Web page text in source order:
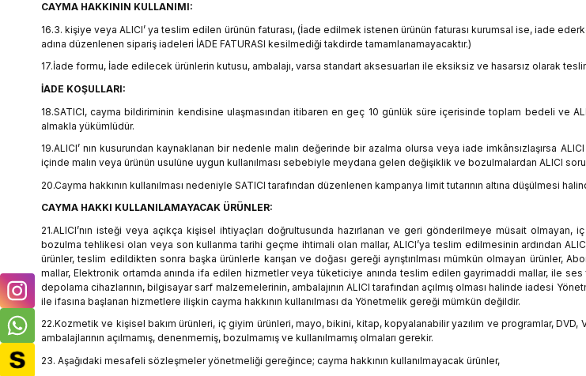
CAYMA HAKKININ KULLANIMI:
16.3. kişiye veya ALICI’ ya teslim edilen ürünün faturası, (İade edilmek istenen ürünün faturası kurumsal ise, iade
adına düzenlenen sipariş iadeleri İADE FATURASI kesilmediği takdirde tamamlanamayacaktır.)
17.İade formu, İade edilecek ürünlerin kutusu, ambalajı, varsa standart aksesuarları ile eksiksiz ve hasarsız olarak
İADE KOŞULLARI:
18.SATICI, cayma bildiriminin kendisine ulaşmasından itibaren en geç 10 günlük süre içerisinde toplam bedeli ve
almakla yükümlüdür.
19.ALICI’ nın kusurundan kaynaklanan bir nedenle malın değerinde bir azalma olursa veya iade imkânsızlaşırsa
içinde malın veya ürünün usulüne uygun kullanılması sebebiyle meydana gelen değişiklik ve bozulmalardan ALICI
20.Cayma hakkının kullanılması nedeniyle SATICI tarafından düzenlenen kampanya limit tutarının altına düşülmesi
CAYMA HAKKI KULLANILAMAYACAK ÜRÜNLER:
21.ALICI’nın isteği veya açıkça kişisel ihtiyaçları doğrultusunda hazırlanan ve geri gönderilmeye müsait
bozulma tehlikesi olan veya son kullanma tarihi geçme ihtimali olan mallar, ALICI’ya teslim edilmesinin ardından
ürünler, teslim edildikten sonra başka ürünlerle karışan ve doğası gereği ayrıştırılması mümkün olmayan ürünler,
mallar, Elektronik ortamda anında ifa edilen hizmetler veya tüketiciye anında teslim edilen gayrimaddi mallar, ile ses
depolama cihazlarının, bilgisayar sarf malzemelerinin, ambalajının ALICI tarafından açılmış olması halinde iadesi
ile ifasına başlanan hizmetlere ilişkin cayma hakkının kullanılması da Yönetmelik gereği mümkün değildir.
22.Kozmetik ve kişisel bakım ürünleri, iç giyim ürünleri, mayo, bikini, kitap, kopyalanabilir yazılım ve programlar,
ambalajlarının açılmamış, denenmemiş, bozulmamış ve kullanılmamış olmaları gerekir.
23. Aşağıdaki mesafeli sözleşmeler yönetmeliği gereğince; cayma hakkının kullanılmayacak ürünler,